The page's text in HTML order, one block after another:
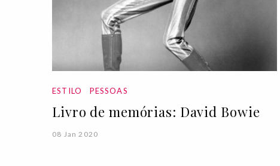
ESTILO PESSOAS
Livro de memórias: David Bowie
08 Jan 2020